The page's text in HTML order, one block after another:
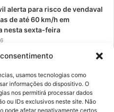
usamos tecnologias como
informações do dispositivo. O
nos permitirá processar dados
ou IDs exclusivos neste site. Não
pode afetar negativamente certos
alerta para risco de vendaval
de até 60 km/h em
nesta sexta-feira
a melhor nota do IDEB no